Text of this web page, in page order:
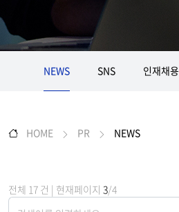
NEWS SNS 인재채용
HOME PR NEWS
전체 17 건 | 현재페이지 3/4